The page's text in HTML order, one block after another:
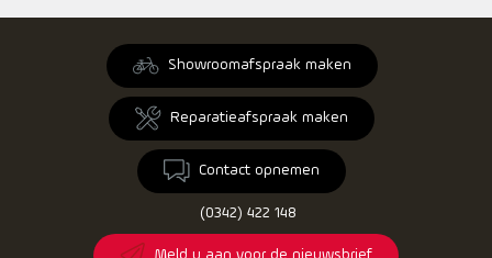
Showroomafspraak maken
Reparatieafspraak maken
Contact opnemen
(0342) 422 148